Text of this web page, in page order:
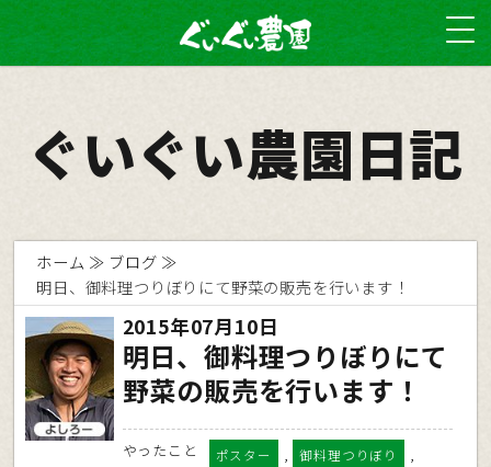
ぐいぐい農園日記
ホーム
ブログ
明日、御料理つりぼりにて野菜の販売を行います！
2015年07月10日
明日、御料理つりぼりにて
野菜の販売を行います！
やったこと ポスター , 御料理つりぼり ,